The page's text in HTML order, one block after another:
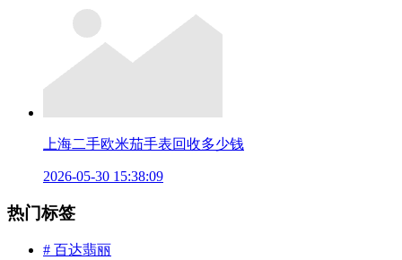
上海二手欧米茄手表回收多少钱
2026-05-30 15:38:09
热门标签
# 百达翡丽